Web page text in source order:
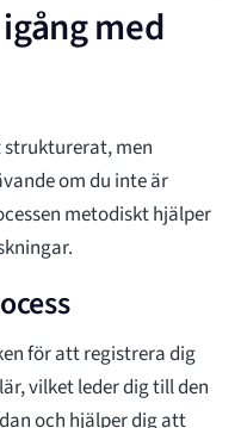
med
strukturerat, men
om du inte är
metodiskt hjälper
för att registrera dig
vilket leder dig till den
och hjälper dig att